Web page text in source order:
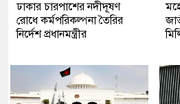
ঢাকার চারপাশের নদীদূষণ
রোধে কর্মপরিকল্পনা তৈরির
নির্দেশ প্রধানমন্ত্রীর